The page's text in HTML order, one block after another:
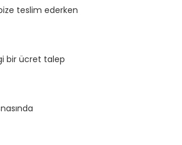
teslim ederken
bir ücret talep